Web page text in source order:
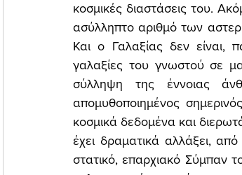
κοσμικές διαστάσεις του.
ασύλληπτο αριθμό των
Και ο Γαλαξίας δεν είναι,
γαλαξίες του γνωστού σε
σύλληψη της έννοιας
απομυθοποιημένος
κοσμικά δεδομένα και
έχει δραματικά αλλάξει,
στατικό, επαρχιακό Σύμπαν